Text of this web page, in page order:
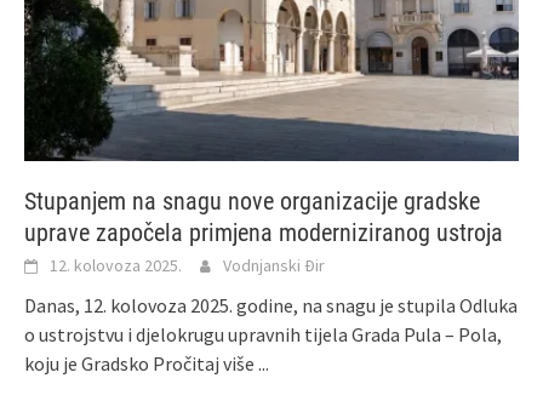
Stupanjem na snagu nove organizacije gradske
uprave započela primjena moderniziranog ustroja
12. kolovoza 2025. Vodnjanski Đir
Danas, 12. kolovoza 2025. godine, na snagu je stupila Odluka
o ustrojstvu i djelokrugu upravnih tijela Grada Pula – Pola,
koju je Gradsko Pročitaj više ...